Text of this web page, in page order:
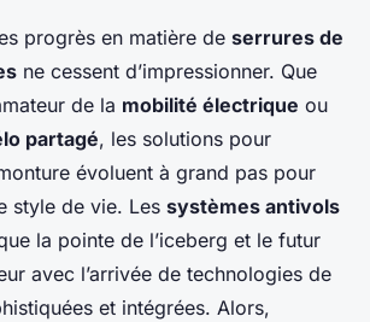
progrès en matière de serrures de
ne cessent d’impressionner. Que
de la mobilité électrique ou
partagé, les solutions pour
évoluent à grand pas pour
style de vie. Les systèmes antivols
la pointe de l’iceberg et le futur
avec l’arrivée de technologies de
et intégrées. Alors,